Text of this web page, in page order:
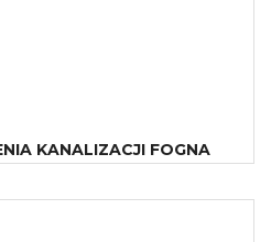
KANALIZACJI FOGNA